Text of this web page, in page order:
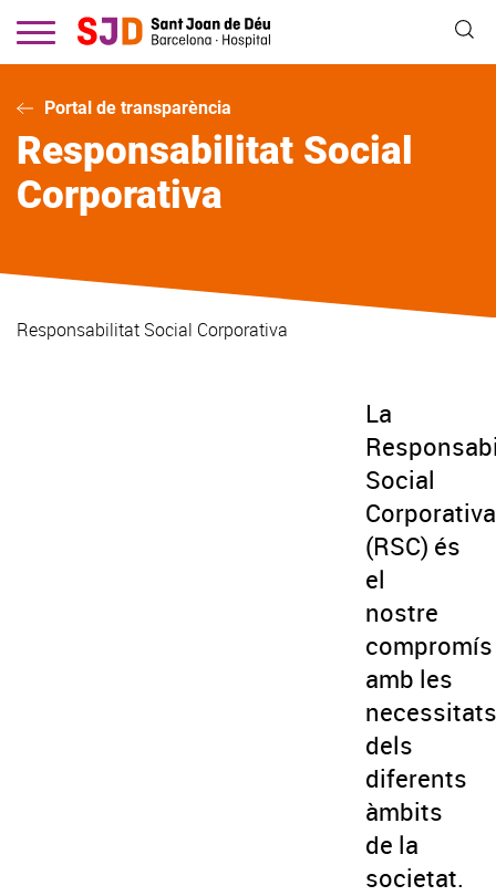
contingut
Portal de transparència
Responsabilitat Social
Corporativa
Responsabilitat Social Corporativa
La
Social
Corporativa
(RSC) és
el
nostre
compromís
amb les
necessitats
dels
diferents
àmbits
de la
societat.